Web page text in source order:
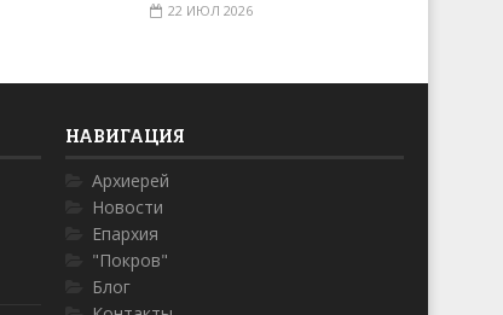
22 ИЮЛ 2026
НАВИГАЦИЯ
Архиерей
Новости
Епархия
"Покров"
Блог